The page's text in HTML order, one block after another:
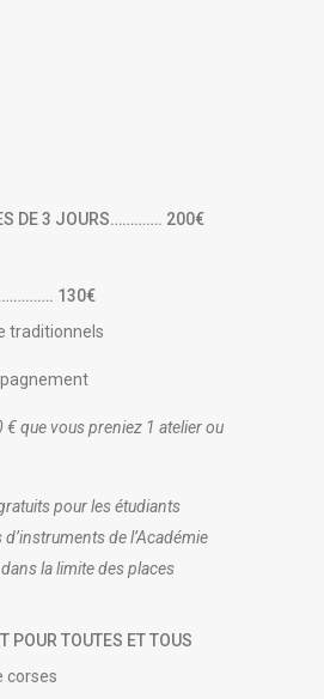
DE 3 JOURS…………. 200€
130€
traditionnels
€ que vous preniez 1 atelier ou
pour les étudiants
de l’Académie
la limite des places
POUR TOUTES ET TOUS
corses